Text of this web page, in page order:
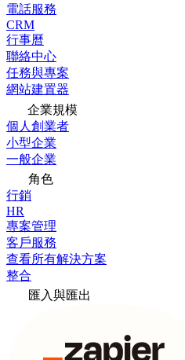
電話服務
CRM
行事曆
聯絡中心
任務與專案
網站建置器
企業規模
個人創業者
小型企業
一般企業
角色
行銷
HR
專案管理
客戶服務
查看所有解決方案
整合
匯入與匯出